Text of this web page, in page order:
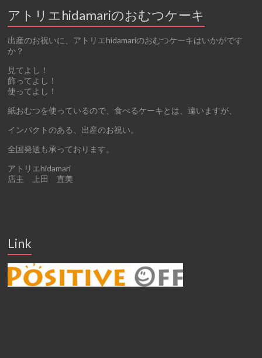
アトリエhidamariのおむつケーキ
出産のお祝いに、アトリエhidamariのおむつケーキはいかがです
か？
見てよし！
飾ってよし！
使ってよし！
紙おむつを使っているので、食べるケーキとは、違いますが、
インパクトのある、出産のお祝い。
全国発送も承っております。
アトリエhidamari
店主 上田 直美
Link